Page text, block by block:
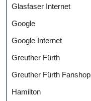
Glasfaser Internet
Google
Google Internet
Greuther Fürth
Greuther Fürth Fanshop
Hamilton